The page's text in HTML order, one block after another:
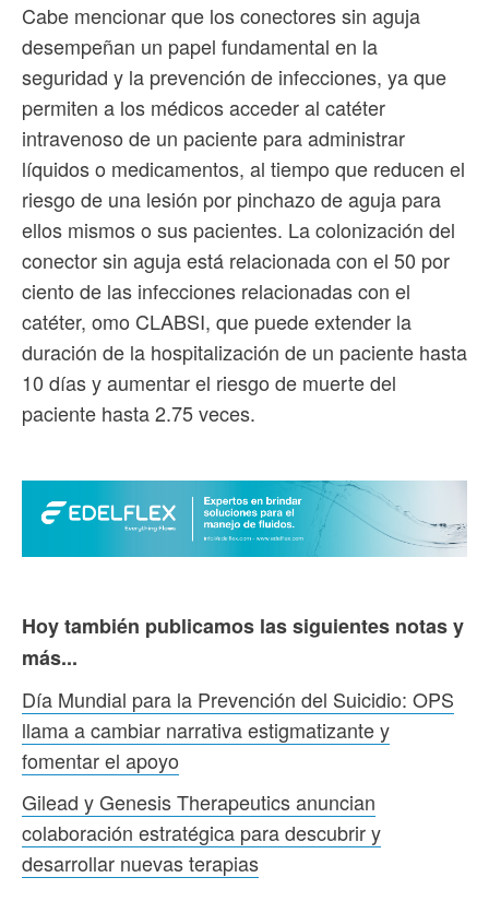
Cabe mencionar que los conectores sin aguja
desempeñan un papel fundamental en la
seguridad y la prevención de infecciones, ya que
permiten a los médicos acceder al catéter
intravenoso de un paciente para administrar
líquidos o medicamentos, al tiempo que reducen el
riesgo de una lesión por pinchazo de aguja para
ellos mismos o sus pacientes. La colonización del
conector sin aguja está relacionada con el 50 por
ciento de las infecciones relacionadas con el
catéter, omo CLABSI, que puede extender la
duración de la hospitalización de un paciente hasta
10 días y aumentar el riesgo de muerte del
paciente hasta 2.75 veces.
Hoy también publicamos las siguientes notas y
más...
Día Mundial para la Prevención del Suicidio: OPS
llama a cambiar narrativa estigmatizante y
fomentar el apoyo
Gilead y Genesis Therapeutics anuncian
colaboración estratégica para descubrir y
desarrollar nuevas terapias